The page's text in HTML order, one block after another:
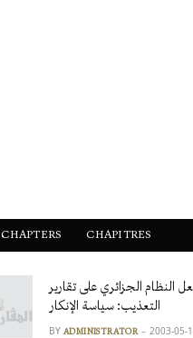
ْCHAPTERS CHAPITRES
النظام الجزائري على تقارير
التعذيب: سياسة الإنكار
BY ADMINISTRATOR 2003-05-